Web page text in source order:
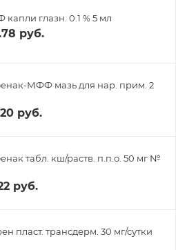
капли глазн. 0.1 % 5 мл
руб.
МФФ мазь для нар. прим. 2
руб.
табл. кш/раств. п.п.о. 50 мг №
руб.
пласт. трансдерм. 30 мг/сутки